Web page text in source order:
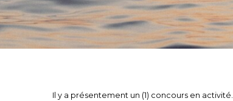
Il y a présentement un (1) concours en activité.